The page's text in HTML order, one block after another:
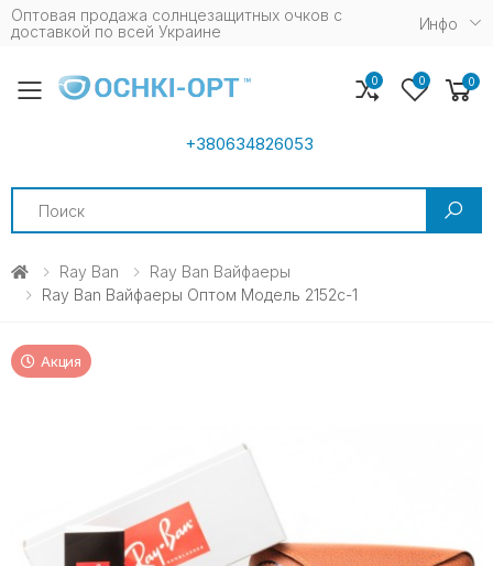
Оптовая продажа солнцезащитных очков c
доставкой по всей Украине
Инфо
Toggle mobile menu
+380634826053
Search
0 0 0
Ray Ban
Ray Ban Вайфаеры
Ray Ban Вайфаеры Оптом Модель 2152c-1
Акция